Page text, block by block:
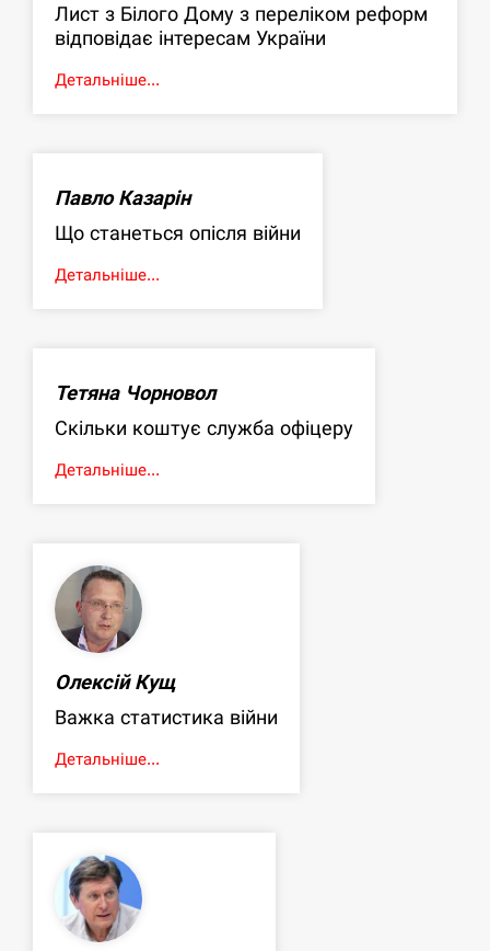
Лист з Білого Дому з переліком реформ
відповідає інтересам України
Детальніше...
Павло Казарін
Що станеться опісля війни
Детальніше...
Тетяна Чорновол
Скільки коштує служба офіцеру
Детальніше...
Олексій Кущ
Важка статистика війни
Детальніше...